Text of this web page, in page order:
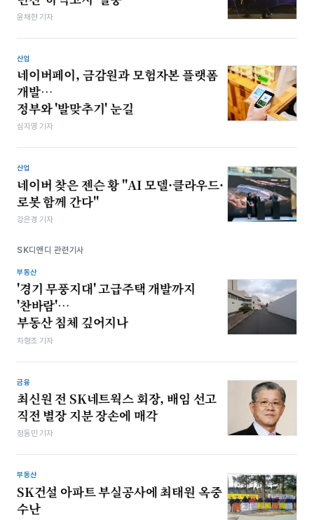
윤채현 기자
산업
네이버페이, 금감원과 모험자본 플랫폼
개발…
정부와 '발맞추기' 눈길
심지영 기자
산업
네이버 찾은 젠슨 황 "AI 모델·클라우드·
로봇 함께 간다"
강은경 기자
SK디앤디 관련기사
부동산
'경기 무풍지대' 고급주택 개발까지
'찬바람'…
부동산 침체 깊어지나
차형조 기자
금융
최신원 전 SK네트웍스 회장, 배임 선고
직전 별장 지분 장손에 매각
정동민 기자
부동산
SK건설 아파트 부실공사에 최태원 옥중
수난